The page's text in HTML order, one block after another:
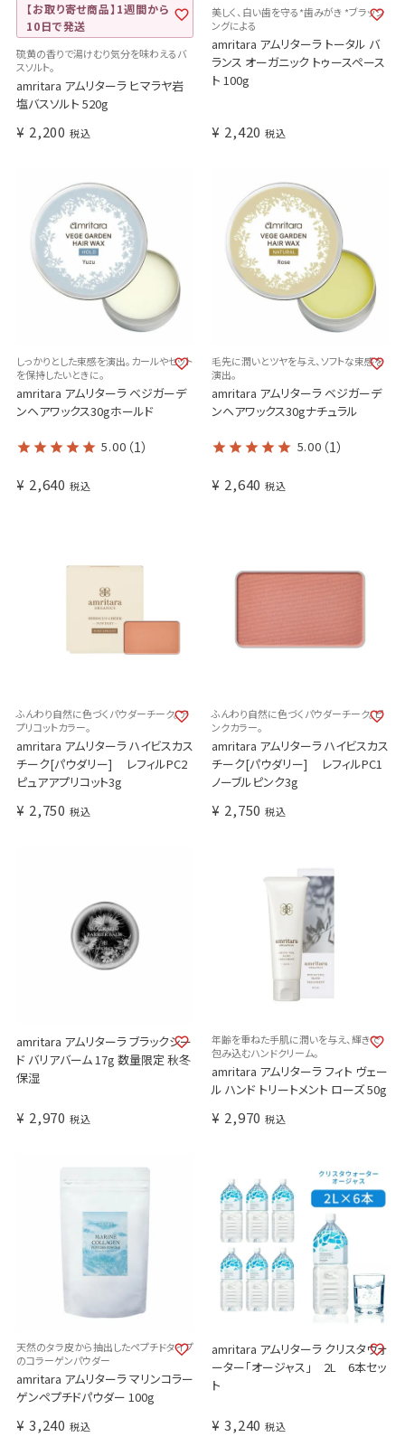
【お取り寄せ商品】1週間から
10日で発送
硫黄の香りで湯けむり気分を味わえるバ
スソルト。
amritara アムリターラ ヒマラヤ岩
塩バスソルト 520g
¥ 2,200 税込
美しく、白い歯を守る*歯みがき *ブラッシ
ングによる
amritara アムリターラ トータル バ
ランス オーガニック トゥースペース
ト 100g
¥ 2,420 税込
しっかりとした束感を演出。カールやセット
を保持したいときに。
amritara アムリターラ ベジガーデ
ンヘアワックス30gホールド
5.00 （1）
¥ 2,640 税込
毛先に潤いとツヤを与え、ソフトな束感を
演出。
amritara アムリターラ ベジガーデ
ンヘアワックス30gナチュラル
5.00 （1）
¥ 2,640 税込
ふんわり自然に色づくパウダーチーク。ア
プリコットカラー。
amritara アムリターラ ハイビスカス
チーク[パウダリー] レフィルPC2
ピュアアプリコット3g
¥ 2,750 税込
ふんわり自然に色づくパウダーチーク。ピ
ンクカラー。
amritara アムリターラ ハイビスカス
チーク[パウダリー] レフィルPC1
ノーブルピンク3g
¥ 2,750 税込
amritara アムリターラ ブラックシー
ド バリアバーム 17g 数量限定 秋冬
保湿
¥ 2,970 税込
年齢を重ねた手肌に潤いを与え、輝きで
包み込むハンドクリーム。
amritara アムリターラ フィト ヴェー
ル ハンド トリートメント ローズ 50g
¥ 2,970 税込
天然のタラ皮から抽出したペプチドタイプ
のコラーゲンパウダー
amritara アムリターラ マリンコラー
ゲンペプチドパウダー 100g
¥ 3,240 税込
amritara アムリターラ クリスタウォ
ーター「オージャス」 2L 6本セッ
ト
¥ 3,240 税込